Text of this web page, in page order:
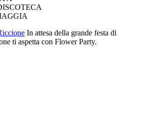
In attesa della grande festa di
ti aspetta con Flower Party.